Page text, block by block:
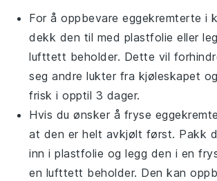
For å oppbevareeggekremterte i
dekk den til med plastfolie eller
lufttett beholder. Dette vil
seg andre lukter fra kjøleskapet
frisk i opptil 3 dager.
Hvis du ønsker å fryse
at den er helt avkjølt først. Pakk
inn i plastfolie og legg den i en
en lufttett beholder. Den kan